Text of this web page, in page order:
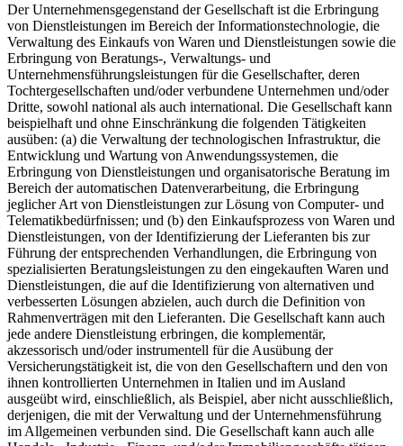
Der Unternehmensgegenstand der Gesellschaft ist die Erbringung
von Dienstleistungen im Bereich der Informationstechnologie, die
Verwaltung des Einkaufs von Waren und Dienstleistungen sowie die
Erbringung von Beratungs-, Verwaltungs- und
Unternehmensführungsleistungen für die Gesellschafter, deren
Tochtergesellschaften und/oder verbundene Unternehmen und/oder
Dritte, sowohl national als auch international. Die Gesellschaft kann
beispielhaft und ohne Einschränkung die folgenden Tätigkeiten
ausüben: (a) die Verwaltung der technologischen Infrastruktur, die
Entwicklung und Wartung von Anwendungssystemen, die
Erbringung von Dienstleistungen und organisatorische Beratung im
Bereich der automatischen Datenverarbeitung, die Erbringung
jeglicher Art von Dienstleistungen zur Lösung von Computer- und
Telematikbedürfnissen; und (b) den Einkaufsprozess von Waren und
Dienstleistungen, von der Identifizierung der Lieferanten bis zur
Führung der entsprechenden Verhandlungen, die Erbringung von
spezialisierten Beratungsleistungen zu den eingekauften Waren und
Dienstleistungen, die auf die Identifizierung von alternativen und
verbesserten Lösungen abzielen, auch durch die Definition von
Rahmenverträgen mit den Lieferanten. Die Gesellschaft kann auch
jede andere Dienstleistung erbringen, die komplementär,
akzessorisch und/oder instrumentell für die Ausübung der
Versicherungstätigkeit ist, die von den Gesellschaftern und den von
ihnen kontrollierten Unternehmen in Italien und im Ausland
ausgeübt wird, einschließlich, als Beispiel, aber nicht ausschließlich,
derjenigen, die mit der Verwaltung und der Unternehmensführung
im Allgemeinen verbunden sind. Die Gesellschaft kann auch alle